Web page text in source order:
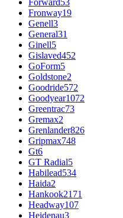
Forward53
Fronway19
Genell3
General31
Ginell5
Gislaved452
GoForm5
Goldstone2
Goodride572
Goodyear1072
Greentrac73
Gremax2
Grenlander826
Gripmax748
Gt6
GT Radial5
Habilead534
Haida2
Hankook2171
Headway107
Heidenau3